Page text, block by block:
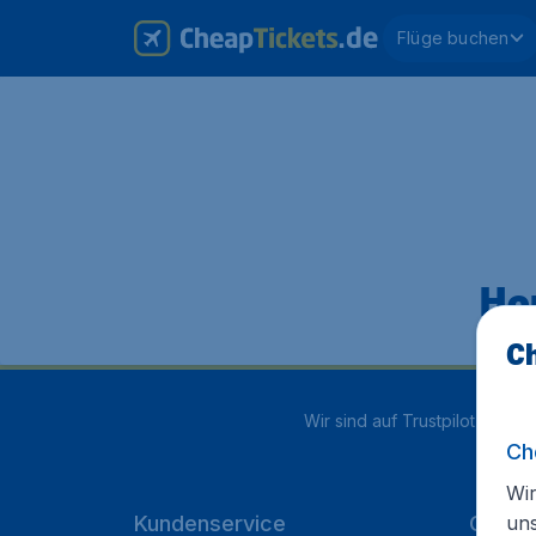
Flüge buchen
Wir sind auf Trustpilot mit
Kundenservice